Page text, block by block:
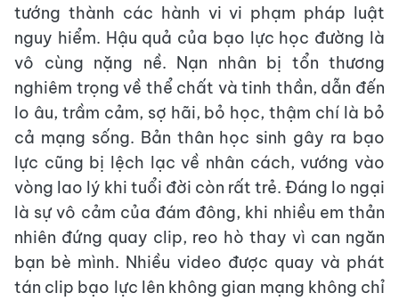
tướng thành các hành vi vi phạm pháp luật
nguy hiểm. Hậu quả của bạo lực học đường là
vô cùng nặng nề. Nạn nhân bị tổn thương
nghiêm trọng về thể chất và tinh thần, dẫn đến
lo âu, trầm cảm, sợ hãi, bỏ học, thậm chí là bỏ
cả mạng sống. Bản thân học sinh gây ra bạo
lực cũng bị lệch lạc về nhân cách, vướng vào
vòng lao lý khi tuổi đời còn rất trẻ. Đáng lo ngại
là sự vô cảm của đám đông, khi nhiều em thản
nhiên đứng quay clip, reo hò thay vì can ngăn
bạn bè mình. Nhiều video được quay và phát
tán clip bạo lực lên không gian mạng không chỉ